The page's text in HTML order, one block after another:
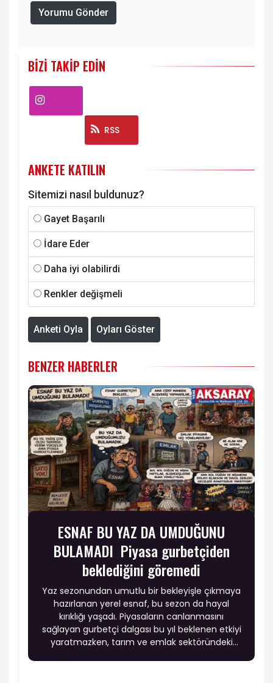
Yorumu Gönder
BIZI TAKIP EDIN
RSS
ANKETE KATILIN
Sitemizi nasıl buldunuz?
Gayet Başarılı
İdare Eder
Daha iyi olabilirdi
Renkler değişmeli
Anketi Oyla Oyları Göster
BENZER HABERLER
ESNAF BU YAZ DA UMDUĞUNU
BULAMADI Piyasa gurbetçiden
beklediğini göremedi
Yaz sezonundan umutlu bir bekleyişle çıkmaya
hazırlanan yerel esnaf, bu sezon da hayal
kırıklığı yaşadı. Piyasaların canlanmasını
sağlayan gurbetçi dalgası bu yıl beklenen etkiyi
yaratmazken, tarım ve emlak sektöründeki